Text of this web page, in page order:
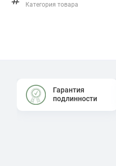
Категория товара
Гарантия
подлинности